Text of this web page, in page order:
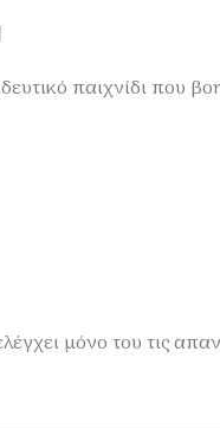
παιχνίδι που
μόνο του τις